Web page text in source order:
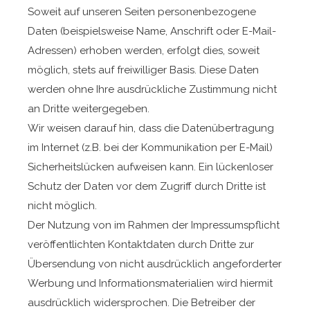
Soweit auf unseren Seiten personenbezogene
Daten (beispielsweise Name, Anschrift oder E-Mail-
Adressen) erhoben werden, erfolgt dies, soweit
möglich, stets auf freiwilliger Basis. Diese Daten
werden ohne Ihre ausdrückliche Zustimmung nicht
an Dritte weitergegeben.
Wir weisen darauf hin, dass die Datenübertragung
im Internet (z.B. bei der Kommunikation per E-Mail)
Sicherheitslücken aufweisen kann. Ein lückenloser
Schutz der Daten vor dem Zugriff durch Dritte ist
nicht möglich.
Der Nutzung von im Rahmen der Impressumspflicht
veröffentlichten Kontaktdaten durch Dritte zur
Übersendung von nicht ausdrücklich angeforderter
Werbung und Informationsmaterialien wird hiermit
ausdrücklich widersprochen. Die Betreiber der